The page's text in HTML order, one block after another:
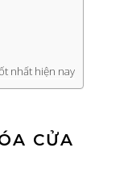
nhất hiện nay
CỬA